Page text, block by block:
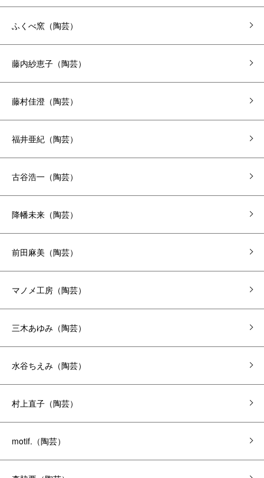
ふくべ窯（陶芸）
藤内紗恵子（陶芸）
藤村佳澄（陶芸）
福井亜紀（陶芸）
古谷浩一（陶芸）
降幡未来（陶芸）
前田麻美（陶芸）
マノメ工房（陶芸）
三木あゆみ（陶芸）
水谷ちえみ（陶芸）
村上直子（陶芸）
motif.（陶芸）